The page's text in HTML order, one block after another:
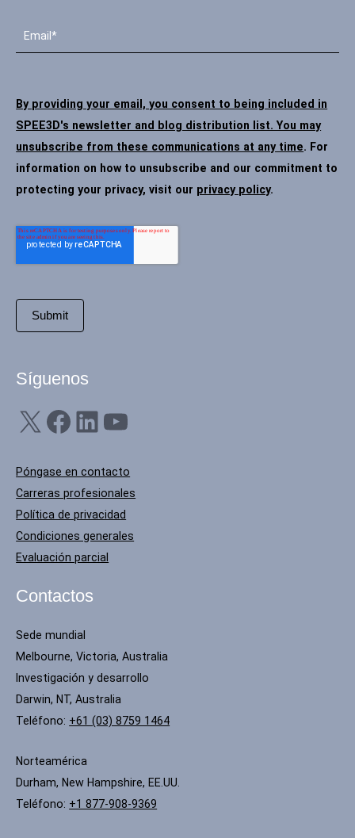
By providing your email, you consent to being included in
SPEE3D's newsletter and blog distribution list. You may
unsubscribe from these communications at any time. For
information on how to unsubscribe and our commitment to
protecting your privacy, visit our privacy policy.
Síguenos
X Facebook LinkedIn YouTube
Póngase en contacto
Carreras profesionales
Política de privacidad
Condiciones generales
Evaluación parcial
Contactos
Sede mundial
Melbourne, Victoria, Australia
Investigación y desarrollo
Darwin, NT, Australia
Teléfono: +61 (03) 8759 1464
Norteamérica
Durham, New Hampshire, EE.UU.
Teléfono: +1 877-908-9369